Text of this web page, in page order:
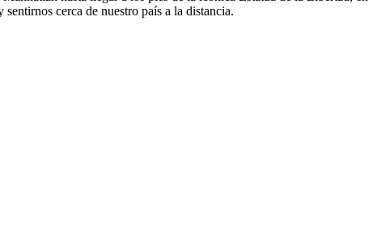
cerca de nuestro país a la distancia.